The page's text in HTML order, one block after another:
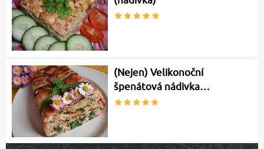
(Nejen) Velikonoční
špenátová nádivka…